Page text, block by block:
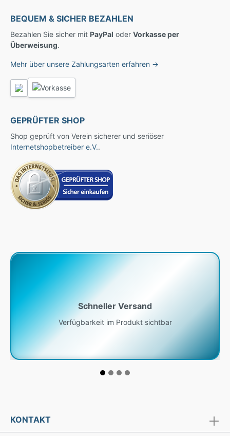
BEQUEM & SICHER BEZAHLEN
Bezahlen Sie sicher mit PayPal oder Vorkasse per
Überweisung.
Mehr über unsere Zahlungsarten erfahren →
GEPRÜFTER SHOP
Shop geprüft von Verein sicherer und seriöser
Internetshopbetreiber e.V..
Schneller Versand
Verfügbarkeit im Produkt sichtbar
KONTAKT